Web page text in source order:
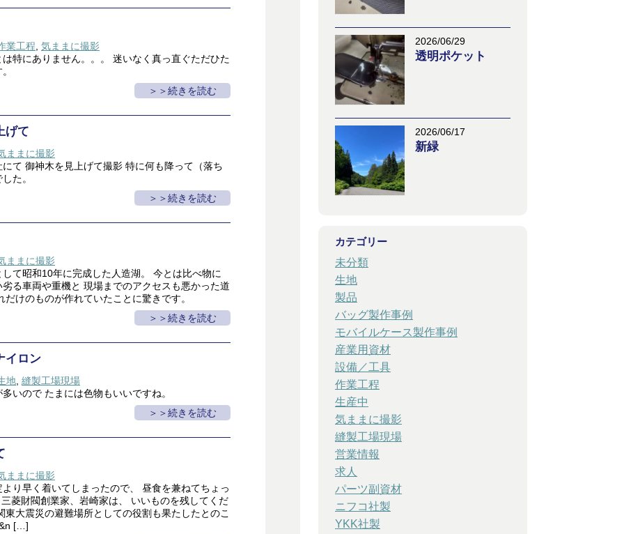
業工程 気ままに撮影
特にありません。。。 迷いなく真っ直ぐただひた
＞続きを読む
げて
ままに撮影
て 御神木を見上げて撮影 特に何も降って（落ち
た。
＞続きを読む
ままに撮影
て昭和10年に完成した人造湖。 今とは比べ物に
る車両や重機と 現場までのアクセスも悪かった道
だけのものが作れていたことに驚きです。
＞続きを読む
ロン
地 縫製工場現場
いので たまには色物もいいですね。
＞続きを読む
ままに撮影
り早く着いてしまったので、 昼食を兼ねてちょっ
菱財閥創業家、岩崎家は、 いいものを残してくだ
東大震災の避難場所としての役割も果たしたとのこ
[…]
2026/06/29
透明ポケット
2026/06/17
新緑
カテゴリー
未分類
生地
製品
バッグ製作事例
モバイルケース製作事例
産業用資材
設備／工具
作業工程
生産中
気ままに撮影
縫製工場現場
営業情報
求人
パーツ副資材
ニフコ社製
YKK社製